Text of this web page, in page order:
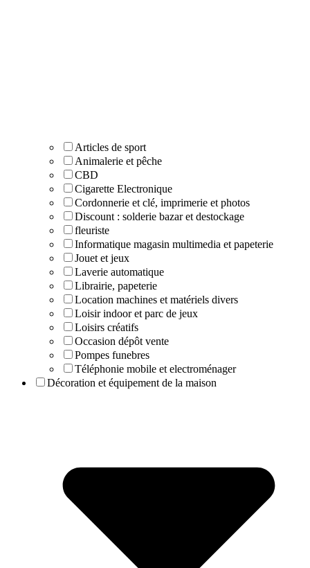
Articles de sport
Animalerie et pêche
CBD
Cigarette Electronique
Cordonnerie et clé, imprimerie et photos
Discount : solderie bazar et destockage
fleuriste
Informatique magasin multimedia et papeterie
Jouet et jeux
Laverie automatique
Librairie, papeterie
Location machines et matériels divers
Loisir indoor et parc de jeux
Loisirs créatifs
Occasion dépôt vente
Pompes funebres
Téléphonie mobile et electroménager
Décoration et équipement de la maison